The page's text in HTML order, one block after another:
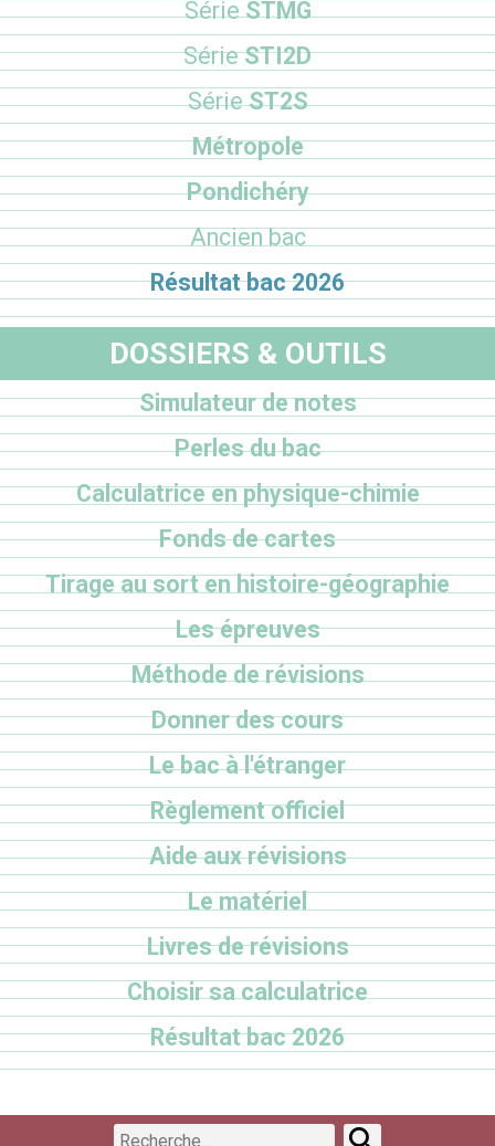
SérieSTMG
SérieSTI2D
SérieST2S
Métropole
Pondichéry
Ancien bac
Résultat bac 2026
DOSSIERS & OUTILS
Simulateur de notes
Perles du bac
Calculatrice en physique-chimie
Fonds de cartes
Tirage au sort en histoire-géographie
Les épreuves
Méthode de révisions
Donner des cours
Le bac à l'étranger
Règlement officiel
Aide aux révisions
Le matériel
Livres de révisions
Choisir sa calculatrice
Résultat bac 2026